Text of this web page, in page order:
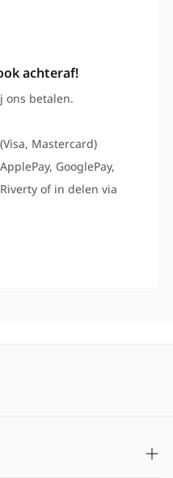
achteraf!
ons betalen.
Mastercard)
GooglePay,
of in delen via